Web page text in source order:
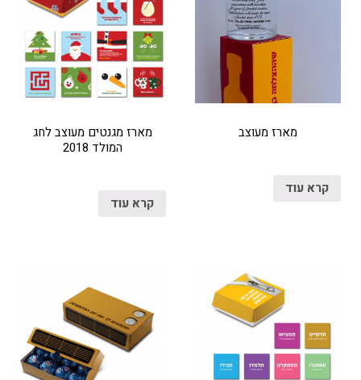
מארז מעוצב
קרא עוד
מארז מגנטים מעוצב לחג
המולד 2018
קרא עוד